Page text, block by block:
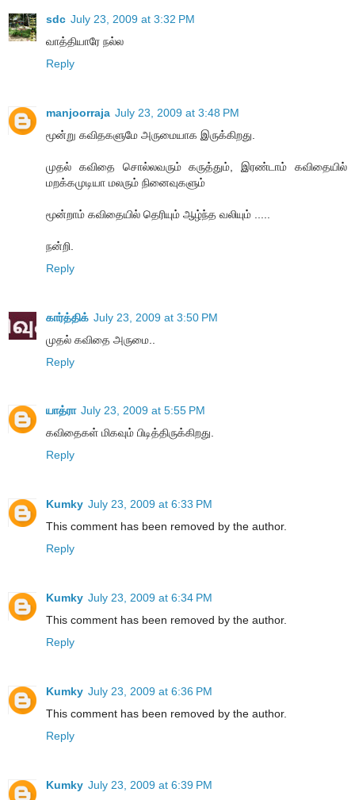
sdc July 23, 2009 at 3:32 PM
வாத்தியாரே நல்ல
Reply
manjoorraja July 23, 2009 at 3:48 PM
மூன்று கவிதகளுமே அருமையாக இருக்கிறது.
முதல் கவிதை சொல்லவரும் கருத்தும், இரண்டாம் கவிதையில்
மறக்கமுடியா மலரும் நினைவுகளும்
மூன்றாம் கவிதையில் தெரியும் ஆழ்ந்த வலியும் .....
நன்றி.
Reply
கார்த்திக் July 23, 2009 at 3:50 PM
முதல் கவிதை அருமை..
Reply
யாத்ரா July 23, 2009 at 5:55 PM
கவிதைகள் மிகவும் பிடித்திருக்கிறது.
Reply
Kumky July 23, 2009 at 6:33 PM
This comment has been removed by the author.
Reply
Kumky July 23, 2009 at 6:34 PM
This comment has been removed by the author.
Reply
Kumky July 23, 2009 at 6:36 PM
This comment has been removed by the author.
Reply
Kumky July 23, 2009 at 6:39 PM